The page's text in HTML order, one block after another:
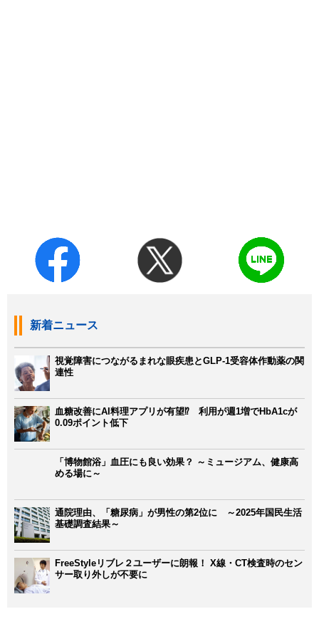
新着ニュース
視覚障害につながるまれな眼疾患とGLP-1受容体作動薬の関
連性
血糖改善にAI料理アプリが有望⁉ 利用が週1増でHbA1cが
0.09ポイント低下
「博物館浴」血圧にも良い効果？ ～ミュージアム、健康高
める場に～
通院理由、「糖尿病」が男性の第2位に ～2025年国民生活
基礎調査結果～
FreeStyleリブレ２ユーザーに朗報！ X線・CT検査時のセン
サー取り外しが不要に